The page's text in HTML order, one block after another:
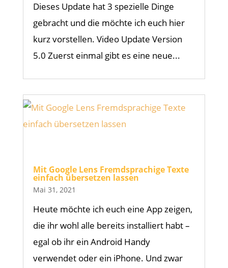
Dieses Update hat 3 spezielle Dinge
gebracht und die möchte ich euch hier
kurz vorstellen. Video Update Version
5.0 Zuerst einmal gibt es eine neue...
Mit Google Lens Fremdsprachige Texte
einfach übersetzen lassen
Mai 31, 2021
Heute möchte ich euch eine App zeigen,
die ihr wohl alle bereits installiert habt –
egal ob ihr ein Android Handy
verwendet oder ein iPhone. Und zwar